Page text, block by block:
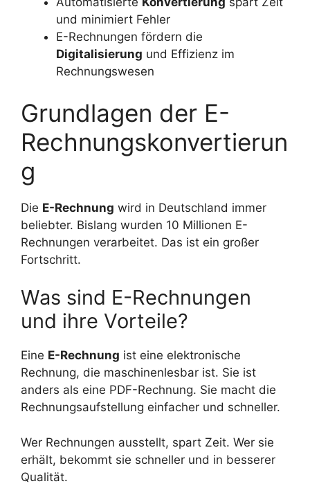
und minimiert Fehler
E-Rechnungen fördern die
Digitalisierung und Effizienz im
Rechnungswesen
Grundlagen der E-
Rechnungskonvertierun
g
Die E-Rechnung wird in Deutschland immer
beliebter. Bislang wurden 10 Millionen E-
Rechnungen verarbeitet. Das ist ein großer
Fortschritt.
Was sind E-Rechnungen
und ihre Vorteile?
Eine E-Rechnung ist eine elektronische
Rechnung, die maschinenlesbar ist. Sie ist
anders als eine PDF-Rechnung. Sie macht die
Rechnungsaufstellung einfacher und schneller.
Wer Rechnungen ausstellt, spart Zeit. Wer sie
erhält, bekommt sie schneller und in besserer
Qualität.